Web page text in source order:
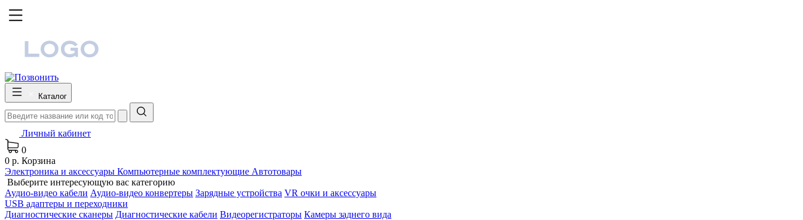
Каталог
Личный кабинет
0
0 р. Корзина
Электроника и аксессуары Компьютерные комплектующие Автотовары
Выберите интересующую вас категорию
Аудио-видео кабели Аудио-видео конвертеры Зарядные устройства VR очки и аксессуары
USB адаптеры и переходники
Диагностические сканеры Диагностические кабели Видеорегистраторы Камеры заднего вида